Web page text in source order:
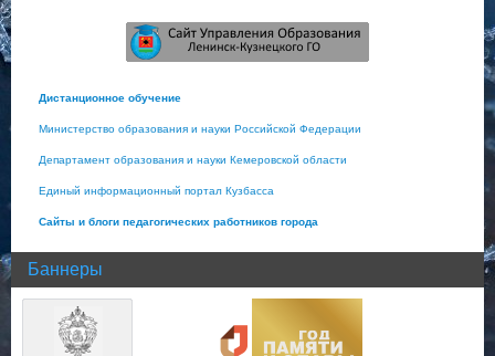
Дистанционное обучение
Министерство образования и науки Российской Федерации
Департамент образования и науки Кемеровской области
Единый информационный портал Кузбасса
Сайты и блоги педагогических работников города
Баннеры